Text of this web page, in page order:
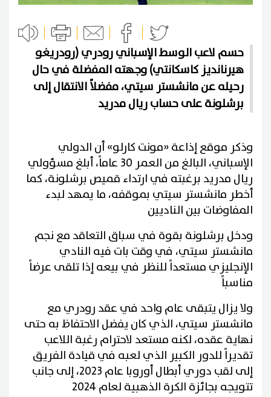
حسم لاعب الوسط الإسباني رودري (رودريغو
هيرنانديز كاسكانتي) وجهته المفضلة في حال
رحيله عن مانشستر سيتي، مفضلاً الانتقال إلى
برشلونة على حساب ريال مدريد
وذكر موقع إذاعة «مونت كارلو» أن الدولي
الإسباني، البالغ من العمر 30 عاماً، أبلغ مسؤولي
ريال مدريد برغبته في ارتداء قميص برشلونة، كما
أخطر مانشستر سيتي بموقفه، ما يمهد لبدء
المفاوضات بين الناديين
ودخل برشلونة بقوة في سباق التعاقد مع نجم
مانشستر سيتي، في وقت بات فيه النادي
الإنجليزي مستعداً للنظر في بيعه إذا تلقى عرضاً
مناسباً
ولا يزال يتبقى عام واحد في عقد رودري مع
مانشستر سيتي، الذي كان يفضل الاحتفاظ به حتى
نهاية عقده، لكنه مستعد لاحترام رغبة اللاعب
تقديراً للدور الكبير الذي لعبه في قيادة الفريق
إلى لقب دوري أبطال أوروبا عام 2023، إلى جانب
تتويجه بجائزة الكرة الذهبية لعام 2024